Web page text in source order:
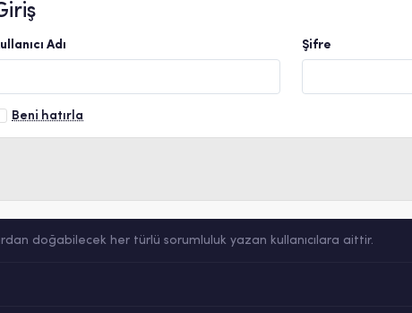
Adı Şifre
Beni hatırla
doğabilecek her türlü sorumluluk yazan kullanıcılara aittir.